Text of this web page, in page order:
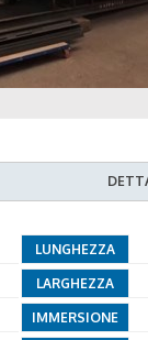
LUNGHEZZA
LARGHEZZA
IMMERSIONE